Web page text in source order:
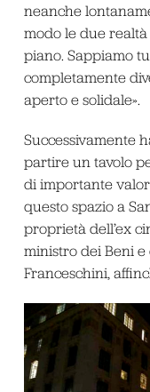
neanche
modo le due realtà
piano. Sappiamo
completamente
aperto e solidale».
Successivamente
partire un tavolo
di importante
questo spazio a
proprietà dell’ex
ministro dei Beni
Franceschini,